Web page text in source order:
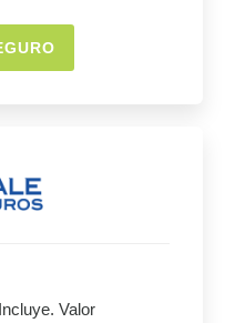
Valor